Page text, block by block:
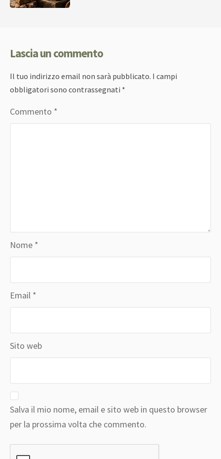
Lascia un commento
Il tuo indirizzo email non sarà pubblicato. I campi
obbligatori sono contrassegnati *
Commento *
Nome *
Email *
Sito web
Salva il mio nome, email e sito web in questo browser
per la prossima volta che commento.